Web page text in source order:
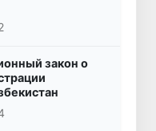
закон о